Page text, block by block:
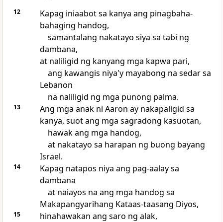
12
Kapag iniaabot sa kanya ang pinagbaha-
bahaging handog,
samantalang nakatayo siya sa tabi ng
dambana,
at naliligid ng kanyang mga kapwa pari,
ang kawangis niya'y mayabong na sedar sa
Lebanon
na naliligid ng mga punong palma.
13
Ang mga anak ni Aaron ay nakapaligid sa
kanya, suot ang mga sagradong kasuotan,
hawak ang mga handog,
at nakatayo sa harapan ng buong bayang
Israel.
14
Kapag natapos niya ang pag-aalay sa
dambana
at naiayos na ang mga handog sa
Makapangyarihang Kataas-taasang Diyos,
15
hinahawakan ang saro ng alak,